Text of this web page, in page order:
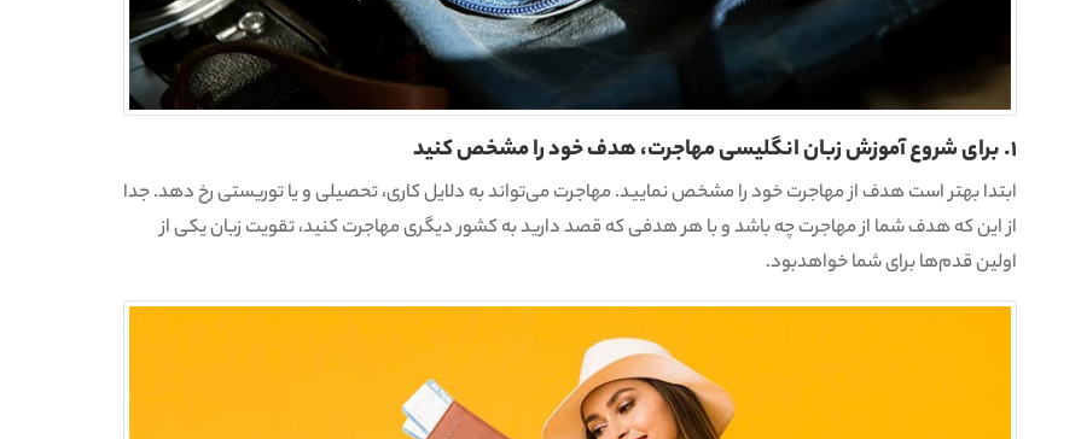
1. برای شروع آموزش زبان انگلیسی مهاجرت، هدف خود را مشخص کنید
ابتدا بهتر است هدف از مهاجرت خود را مشخص نمایید. مهاجرت می‌تواند به دلایل کاری، تحصیلی و یا توریستی رخ دهد. جدا
از این که هدف شما از مهاجرت چه باشد و با هر هدفی که قصد دارید به کشور دیگری مهاجرت کنید، تقویت زبان یکی از
اولین قدم‌ها برای شما خواهدبود.